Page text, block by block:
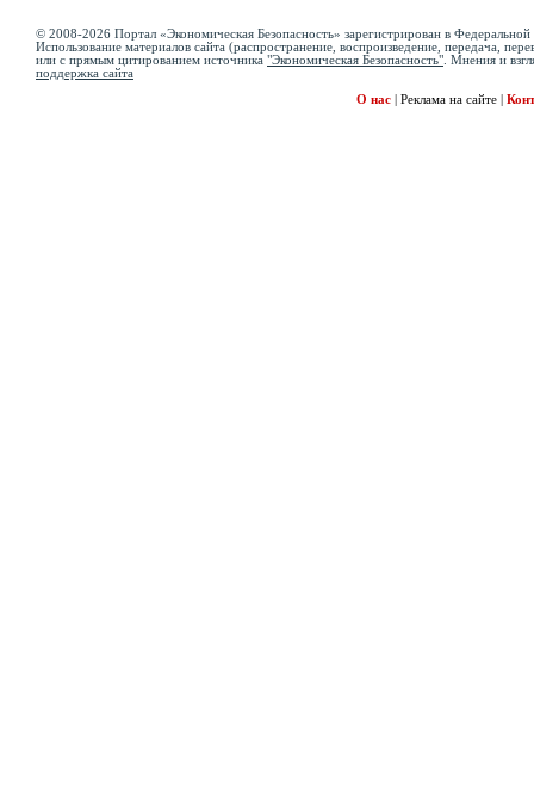
© 2008-2026 Портал «Экономическая Безопасность» зарегистрирован в
Использование материалов сайта (распространение, воспроизведение, передача,
или с прямым цитированием источника "Экономическая Безопасность" . Мнения и
поддержка сайта
О нас
Реклама на сайте